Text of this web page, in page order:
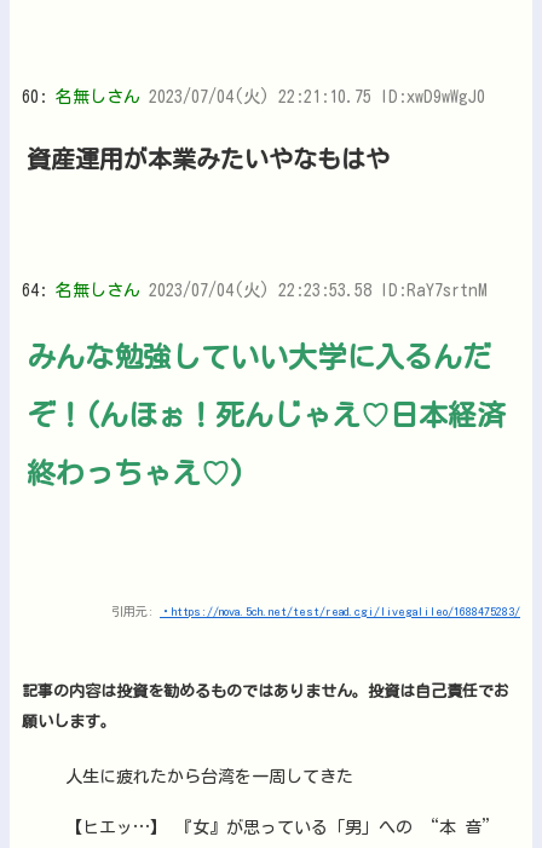
60: 名無しさん 2023/07/04(火) 22:21:10.75 ID:xwD9wWgJ0
資産運用が本業みたいやなもはや
64: 名無しさん 2023/07/04(火) 22:23:53.58 ID:RaY7srtnM
みんな勉強していい大学に入るんだ
ぞ！(んほぉ！死んじゃえ♡日本経済
終わっちゃえ♡)
引用元: ・https://nova.5ch.net/test/read.cgi/livegalileo/1688475283/
記事の内容は投資を勧めるものではありません。投資は自己責任でお
願いします。
人生に疲れたから台湾を一周してきた
【ヒエッ…】 『女』が思っている「男」への “本 音”